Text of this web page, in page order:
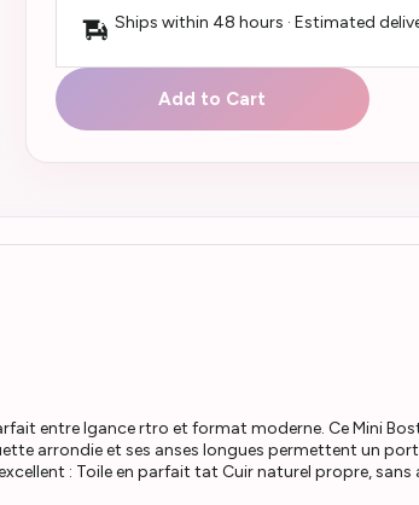
Ships within 48 hours · Estimated
Add to Cart
entre lgance rtro et format moderne. Ce Mini
arrondie et ses anses longues permettent un
: Toile en parfait tat Cuir naturel propre,